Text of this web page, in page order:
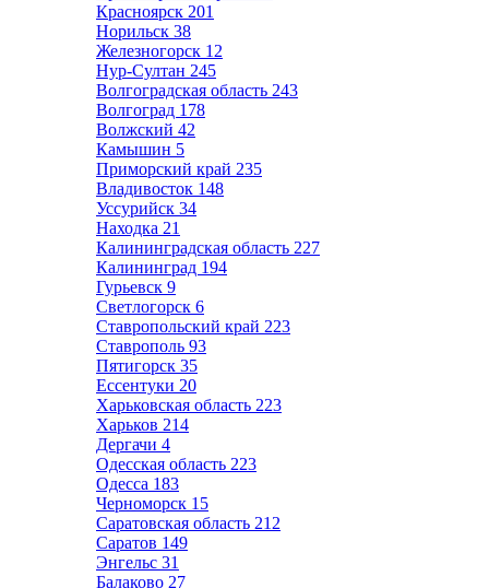
Красноярск 201
Норильск 38
Железногорск 12
Нур-Султан 245
Волгоградская область 243
Волгоград 178
Волжский 42
Камышин 5
Приморский край 235
Владивосток 148
Уссурийск 34
Находка 21
Калининградская область 227
Калининград 194
Гурьевск 9
Светлогорск 6
Ставропольский край 223
Ставрополь 93
Пятигорск 35
Ессентуки 20
Харьковская область 223
Харьков 214
Дергачи 4
Одесская область 223
Одесса 183
Черноморск 15
Саратовская область 212
Саратов 149
Энгельс 31
Балаково 27